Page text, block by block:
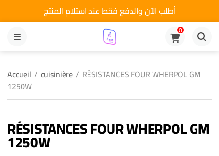
أطلب الآن والدفع فقط عند استلام المنتج
MENU
0
Accueil / cuisinière / RÉSISTANCES FOUR WHERPOL GM
1250W
RÉSISTANCES FOUR WHERPOL GM
1250W